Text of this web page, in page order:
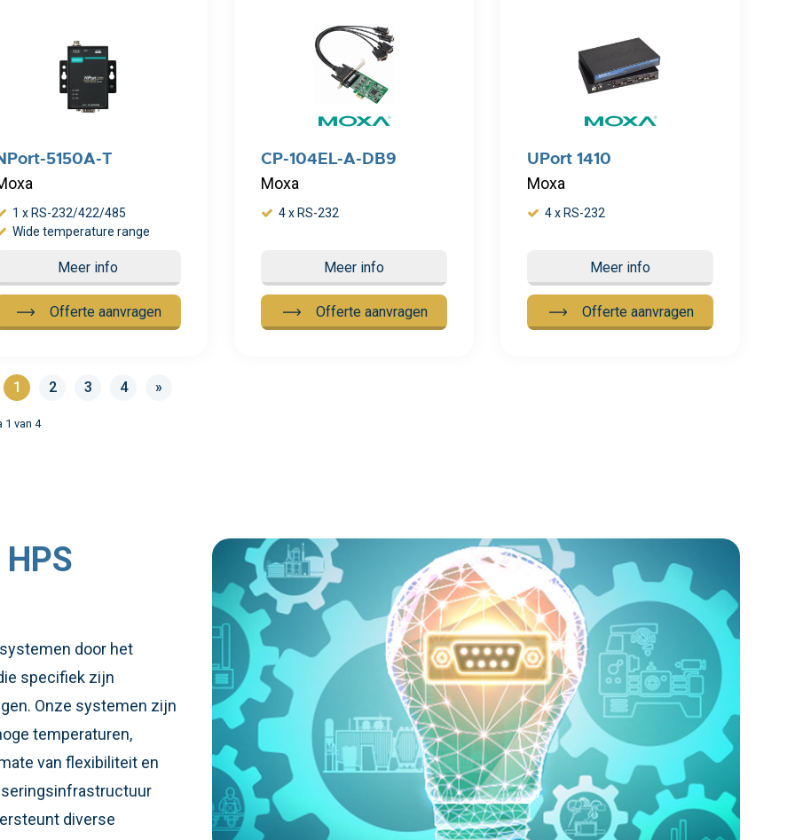
5150A-T
1 x RS-232/422/485
Wide temperature range
Meer info
Offerte aanvragen
CP-104EL-A-DB9
Moxa
4 x RS-232
Meer info
Offerte aanvragen
UPort 1410
Moxa
4 x RS-232
Meer info
Offerte aanvragen
1 2 3 4 »
1 van 4
door het
specifiek zijn
Onze systemen zijn
temperaturen,
van flexibiliteit en
diverse